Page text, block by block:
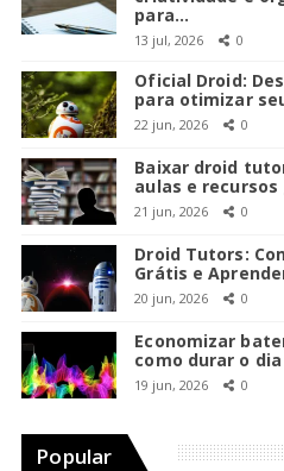
para…
13 jul, 2026 0
Oficial Droid:
para otimizar
22 jun, 2026 0
Baixar droid
aulas e
21 jun, 2026 0
Droid Tutors:
Grátis e
20 jun, 2026 0
Economizar
como durar o
19 jun, 2026 0
Popular